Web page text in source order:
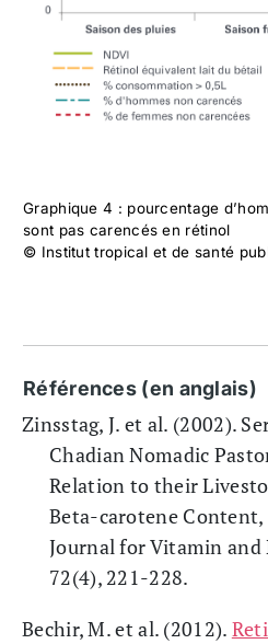
Graphique 4 : pourcentage
sont pas carencés en rétinol
© Institut tropical et de santé
Références (en anglais)
Zinsstag, J. et al. (2002).
Chadian Nomadic
Relation to their
Beta-carotene
Journal for Vitamin
72(4), 221-228.
Bechir, M. et al. (2012).